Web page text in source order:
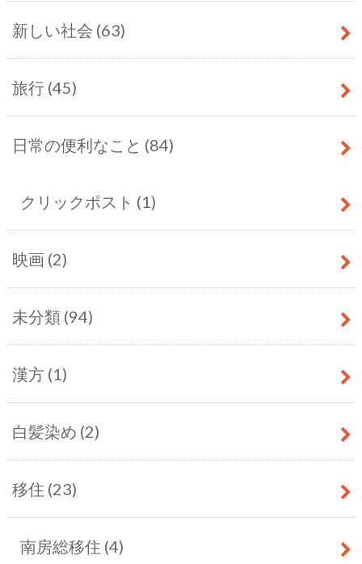
新しい社会 (63)
旅行 (45)
日常の便利なこと (84)
クリックポスト (1)
映画 (2)
未分類 (94)
漢方 (1)
白髪染め (2)
移住 (23)
南房総移住 (4)